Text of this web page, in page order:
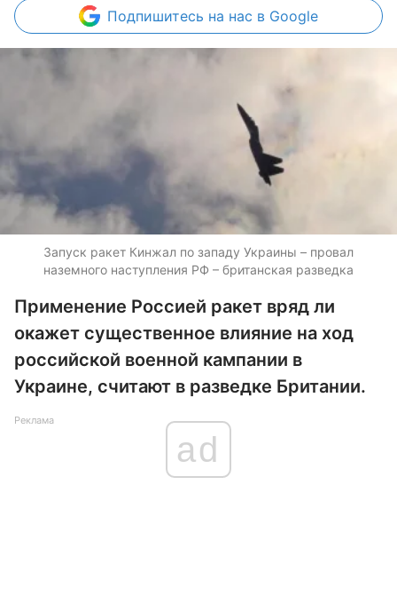
Подпишитесь на нас в Google
Запуск ракет Кинжал по западу Украины – провал
наземного наступления РФ – британская разведка
Применение Россией ракет вряд ли
окажет существенное влияние на ход
российской военной кампании в
Украине, считают в разведке Британии.
Реклама
ad